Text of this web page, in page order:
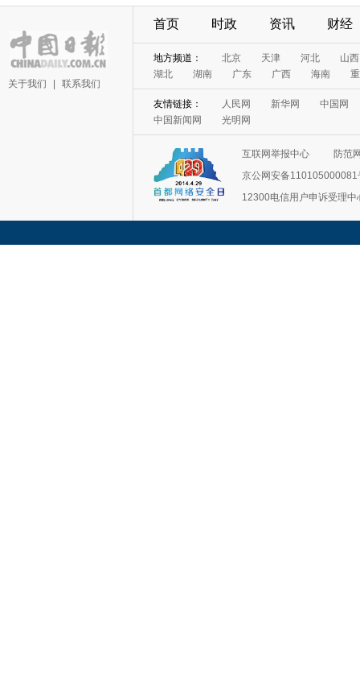
关于我们 联系我们
首页 时政 资讯 财经
地方频道： 北京 天津 河北
山西
湖北
湖南 广东 广西 海南
友情链接： 人民网 新华网
中国网
中国新闻网
光明网
互联网举报中心
防范
京公网安备110105000081
12300电信用户申诉受理中